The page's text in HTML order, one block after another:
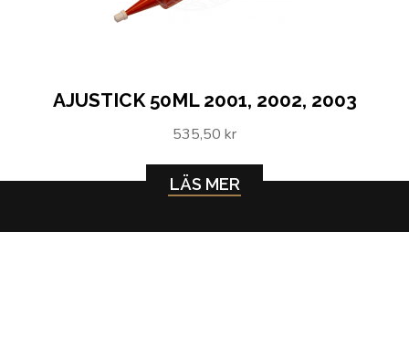
AJUSTICK 50ML 2001, 2002, 2003
535,50 kr
LÄS MER